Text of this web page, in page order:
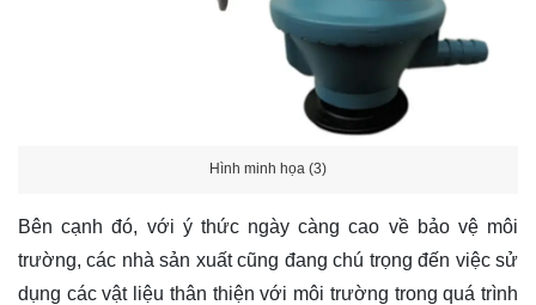
Hình minh họa (3)
Bên cạnh đó, với ý thức ngày càng cao về bảo vệ môi
trường, các nhà sản xuất cũng đang chú trọng đến việc sử
dụng các vật liệu thân thiện với môi trường trong quá trình